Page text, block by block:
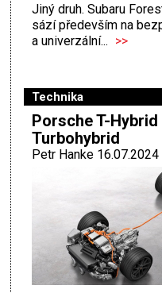
Jiný druh. Subaru
sází především na
a univerzální... >>
Technika
Porsche T-Hybrid
Turbohybrid
Petr Hanke 16.07.2024